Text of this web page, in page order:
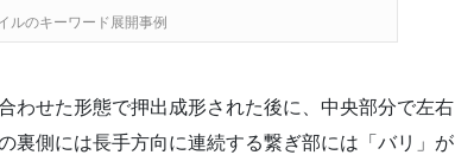
のキーワード展開事例
わせた形態で押出成形された後に、中央部分で左右
裏側には長手方向に連続する繋ぎ部には「バリ」が